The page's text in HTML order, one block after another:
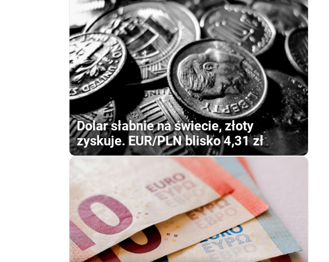
Dolar słabnie na świecie, złoty
zyskuje. EUR/PLN blisko 4,31 zł